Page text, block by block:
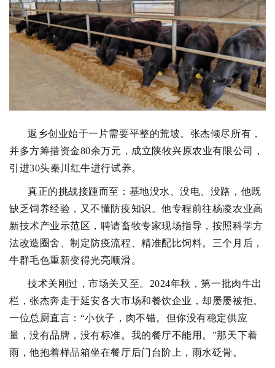
返乡创业始于一片需要平整的荒坡。张杰倾尽所有，
并多方筹措资金80余万元，成立陕牧兴原农业有限公司，
引进30头秦川红牛进行试养。
真正的挑战接踵而至：基地没水、没电、没路，他既
缺乏饲养经验，又不懂防疫知识。他专程前往杨凌农业高
新技术产业示范区，聘请畜牧专家现场指导，按照科学方
法改造圈舍、制定防疫流程、精准配比饲料。三个月后，
牛群毛色重新变得光亮顺滑。
技术关刚过，市场关又至。2024年秋，第一批肉牛出
栏，张杰奔走于延安各大市场和餐饮企业，却屡屡被拒。
一位总厨直言：“小伙子，肉不错。但你没有稳定供应
量，没有品牌，没有标准。我的餐厅不能用。”那天下着
雨，他抱着样品箱坐在餐厅后门台阶上，雨水砭骨。